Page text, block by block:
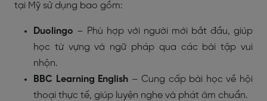
tại Mỹ sử dụng bao gồm:
Duolingo – Phù hợp với người mới bắt đầu, giúp
học từ vựng và ngữ pháp qua các bài tập vui
nhộn.
BBC Learning English – Cung cấp bài học về hội
thoại thực tế, giúp luyện nghe và phát âm chuẩn.